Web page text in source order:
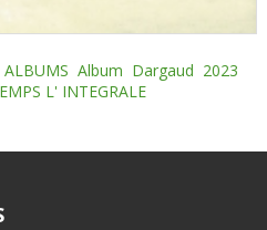
ALBUMS Album Dargaud 2023
L' INTEGRALE